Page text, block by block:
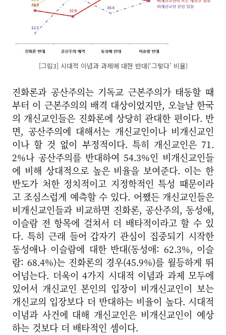
[그림3] 시대적 이념과 과제에 대한 반대(‘그렇다’ 비율)
진화론과 공산주의는 기독교 근본주의가 태동할 때
부터 이 근본주의의 배격 대상이었지만, 오늘날 한국
의 개신교인들은 진화론에 상당히 관대한 편이다. 반
면, 공산주의에 대해서는 개신교인이나 비개신교인
이나 할 것 없이 부정적이다. 특히 개신교인은 71.
2%나 공산주의를 반대하여 54.3%인 비개신교인들
에 비해 상대적으로 높은 비율을 보여준다. 이는 한
반도가 처한 정치적이고 지정학적인 특성 때문이라
고 조심스럽게 예측할 수 있다. 어쨌든 개신교인들은
비개신교인들과 비교하면 진화론, 공산주의, 동성애,
이슬람 전 항목에 걸쳐서 더 배타적이라고 할 수 있
다. 특히 근래 들어 갑자기 관심이 집중되기 시작한
동성애나 이슬람에 대한 반대(동성애: 62.3%, 이슬
람: 68.4%)는 진화론의 경우(45.9%)를 월등하게 뛰
어넘는다. 더욱이 4가지 시대적 이념과 과제 모두에
있어서 개신교인 본인의 입장이 비개신교인이 보는
개신교의 입장보다 더 반대하는 비율이 높다. 시대적
이념과 사건에 대해 개신교인은 비개신교인이 예상
하는 것보다 더 배타적인 셈이다.